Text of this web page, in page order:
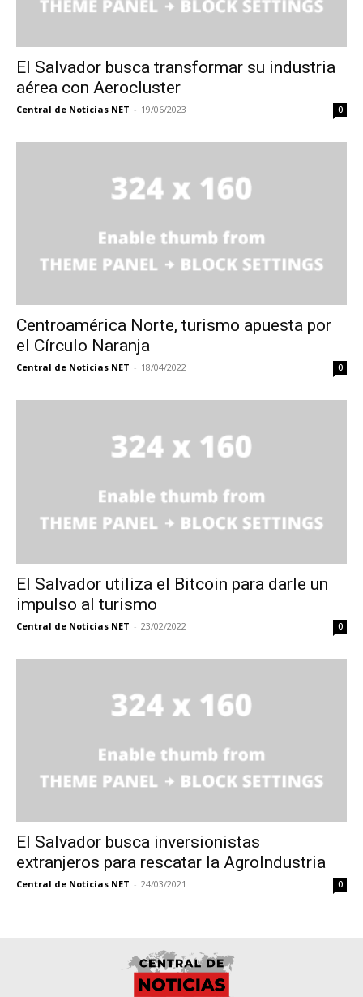
El Salvador busca transformar su industria
aérea con Aerocluster
Central de Noticias NET - 19/06/2023 0
Centroamérica Norte, turismo apuesta por
el Círculo Naranja
Central de Noticias NET - 18/04/2022 0
El Salvador utiliza el Bitcoin para darle un
impulso al turismo
Central de Noticias NET - 23/02/2022 0
El Salvador busca inversionistas
extranjeros para rescatar la AgroIndustria
Central de Noticias NET - 24/03/2021 0